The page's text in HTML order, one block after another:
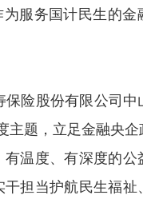
服务国计民生的金
保险股份有限公司
主题，立足金融央
温度、有深度的公
担当护航民生福祉